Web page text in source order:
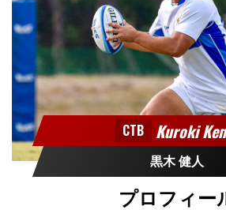
CTB Kuroki
黒木 健人
プロフィー